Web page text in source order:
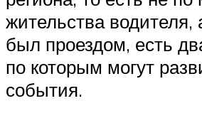
жительства водителя,
был проездом, есть
по которым могут
события.